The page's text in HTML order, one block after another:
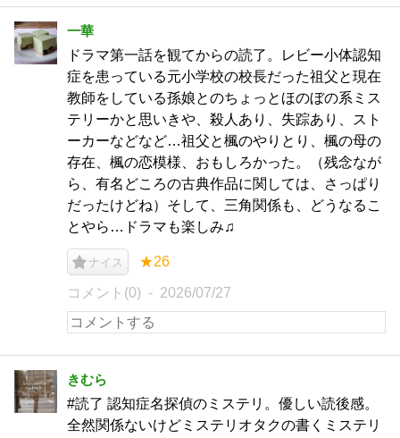
一華
ドラマ第一話を観てからの読了。レビー小体認知
症を患っている元小学校の校長だった祖父と現在
教師をしている孫娘とのちょっとほのぼの系ミス
テリーかと思いきや、殺人あり、失踪あり、スト
ーカーなどなど…祖父と楓のやりとり、楓の母の
存在、楓の恋模様、おもしろかった。（残念なが
ら、有名どころの古典作品に関しては、さっぱり
だったけどね）そして、三角関係も、どうなるこ
とやら…ドラマも楽しみ♫
ナイス ★26
コメント(0) 2026/07/27
きむら
#読了 認知症名探偵のミステリ。優しい読後感。
全然関係ないけどミステリオタクの書くミステリ